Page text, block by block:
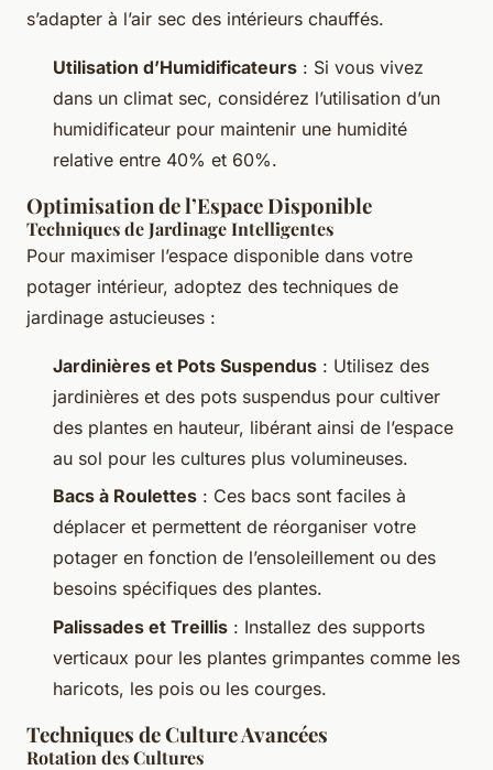
s’adapter à l’air sec des intérieurs chauffés.
Utilisation d’Humidificateurs : Si vous vivez
dans un climat sec, considérez l’utilisation d’un
humidificateur pour maintenir une humidité
relative entre 40% et 60%.
Optimisation de l’Espace Disponible
Techniques de Jardinage Intelligentes
Pour maximiser l’espace disponible dans votre
potager intérieur, adoptez des techniques de
jardinage astucieuses :
Jardinières et Pots Suspendus : Utilisez des
jardinières et des pots suspendus pour cultiver
des plantes en hauteur, libérant ainsi de l’espace
au sol pour les cultures plus volumineuses.
Bacs à Roulettes : Ces bacs sont faciles à
déplacer et permettent de réorganiser votre
potager en fonction de l’ensoleillement ou des
besoins spécifiques des plantes.
Palissades et Treillis : Installez des supports
verticaux pour les plantes grimpantes comme les
haricots, les pois ou les courges.
Techniques de Culture Avancées
Rotation des Cultures